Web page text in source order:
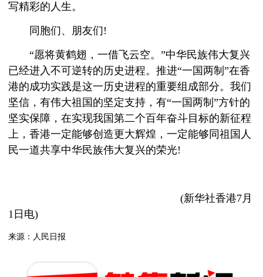
写精彩的人生。
同胞们、朋友们!
“愿将黄鹤翅，一借飞云空。”中华民族伟大复兴
已经进入不可逆转的历史进程。推进“一国两制”在香
港的成功实践是这一历史进程的重要组成部分。我们
坚信，有伟大祖国的坚定支持，有“一国两制”方针的
坚实保障，在实现我国第二个百年奋斗目标的新征程
上，香港一定能够创造更大辉煌，一定能够同祖国人
民一道共享中华民族伟大复兴的荣光!
(新华社香港7月
1日电)
来源：人民日报